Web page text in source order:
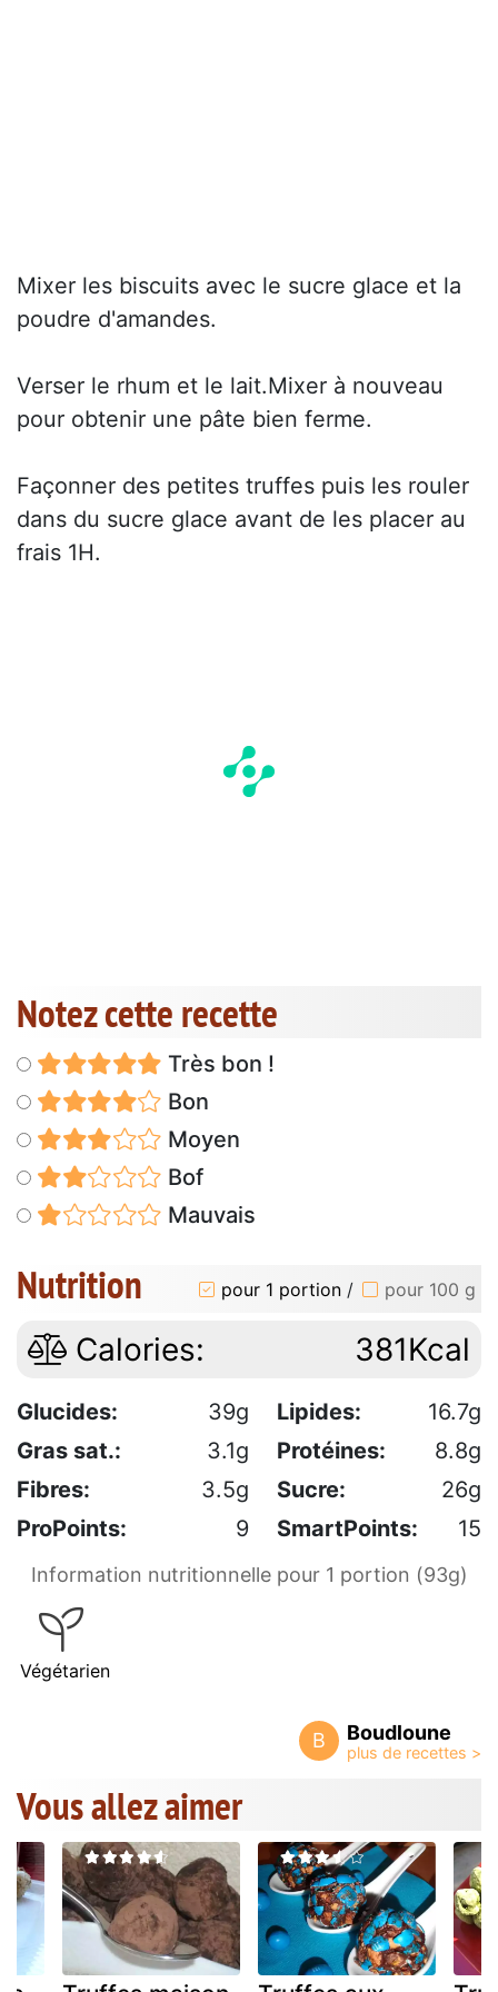
Mixer les biscuits avec le sucre glace et la
poudre d'amandes.
Verser le rhum et le lait.Mixer à nouveau
pour obtenir une pâte bien ferme.
Façonner des petites truffes puis les rouler
dans du sucre glace avant de les placer au
frais 1H.
Notez cette recette
Très bon !
Bon
Moyen
Bof
Mauvais
Nutrition pour 1 portion / pour 100 g
Calories: 381Kcal
Glucides: 39g Lipides:
16.7g
Gras sat.:
3.1g Protéines:
8.8g
Fibres:
3.5g Sucre:
26g
ProPoints:
9 SmartPoints: 15
Information nutritionnelle pour 1 portion (93g)
Végétarien
B Boudloune
Vous allez aimer